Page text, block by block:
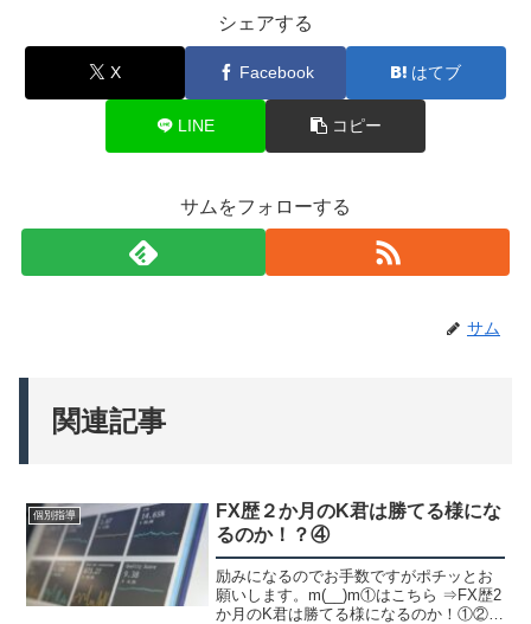
シェアする
X Facebook はてブ
LINE コピー
サムをフォローする
サム
関連記事
個別指導
FX歴２か月のK君は勝てる様にな
るのか！？④
励みになるのでお手数ですがポチッとお
願いします。m(__)m①はこちら ⇒FX歴2
か月のK君は勝てる様になるのか！①②は